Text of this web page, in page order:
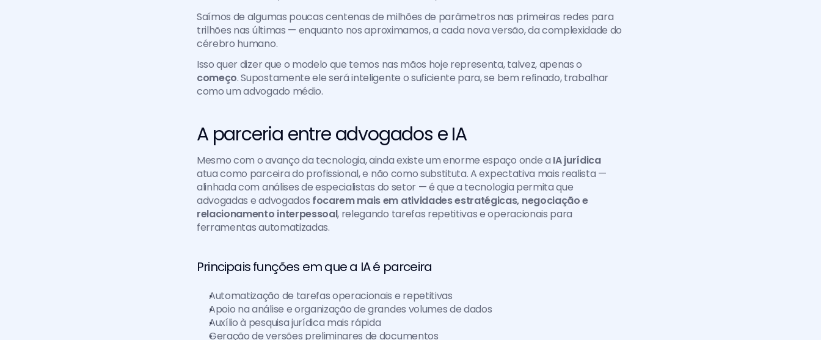
Saímos de algumas poucas centenas de milhões de parâmetros nas primeiras redes para
trilhões nas últimas — enquanto nos aproximamos, a cada nova versão, da complexidade do
cérebro humano.
começo. Supostamente ele será inteligente o suficiente para, se bem refinado, trabalhar
como um advogado médio.
A parceria entre advogados e IA
Mesmo com o avanço da tecnologia, ainda existe um enorme espaço onde a IA jurídica
atua como parceira do profissional, e não como substituta. A expectativa mais realista —
alinhada com análises de especialistas do setor — é que a tecnologia permita que
advogadas e advogados focarem mais em atividades estratégicas, negociação e
relacionamento interpessoal, relegando tarefas repetitivas e operacionais para
ferramentas automatizadas.
Principais funções em que a IA é parceira
Automatização de tarefas operacionais e repetitivas
Apoio na análise e organização de grandes volumes de dados
Auxílio à pesquisa jurídica mais rápida
Geração de versões preliminares de documentos